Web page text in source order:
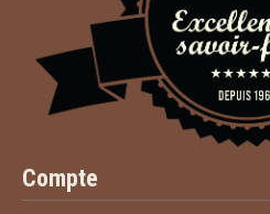
Compte